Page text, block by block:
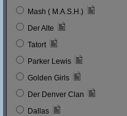
Mash ( M.A.S.H.)
Der Alte
Tatort
Parker Lewis
Golden Girls
Der Denver Clan
Dallas